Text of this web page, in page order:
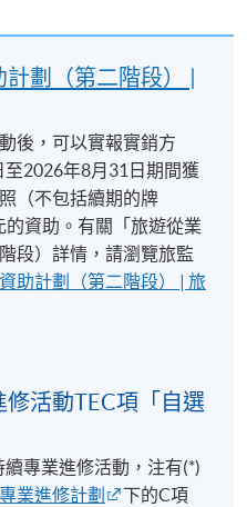
劃（第二階段） |
後，可以實報實銷方
2026年8月31日期間獲
（不包括續期的牌
資助。有關「旅遊從業
段）詳情，請瀏覽旅監
助計劃（第二階段） | 旅
活動TEC項「自選
續專業進修活動，注有(*)
業進修計劃
下的C項